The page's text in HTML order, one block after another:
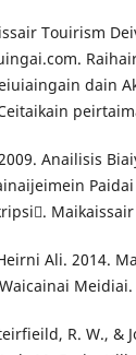
Touirism
dain
Anailisis
Ali. 2014.
Meidiai.
R. W., &